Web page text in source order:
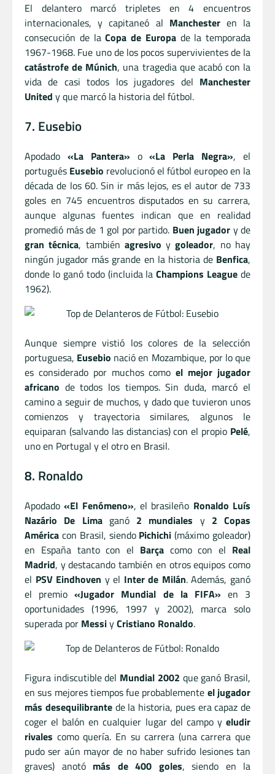
El delantero marcó tripletes en 4 encuentros
internacionales, y capitaneó al Manchesteren la
consecución de laCopa de Europade la temporada
1967-1968. Fue uno de los pocos supervivientes de la
catástrofe de Múnich, una tragedia que acabó con la
vida de casi todos los jugadores del Manchester
United y que marcó la historia del fútbol.
7. Eusebio
Apodado «La Pantera» o«La Perla Negra», el
portugués Eusebio revolucionó el fútbol europeo en la
década de los 60. Sin ir más lejos, es el autor de 733
goles en 745 encuentros disputados en su carrera,
aunque algunas fuentes indican que en realidad
promedió más de 1 gol por partido. Buen jugador y de
gran técnica, también agresivo ygoleador, no hay
ningún jugador más grande en la historia de Benfica,
donde lo ganó todo (incluida laChampions League de
1962).
Aunque siempre vistió los colores de la selección
portuguesa, Eusebio nació en Mozambique, por lo que
es considerado por muchos comoel mejor jugador
africano de todos los tiempos. Sin duda, marcó el
camino a seguir de muchos, y dado que tuvieron unos
comienzos y trayectoria similares, algunos le
equiparan (salvando las distancias) con el propio Pelé,
uno en Portugal y el otro en Brasil.
8. Ronaldo
Apodado«El Fenómeno», el brasileño Ronaldo Luís
Nazário De Limaganó 2 mundiales y 2 Copas
América con Brasil, siendo Pichichi (máximo goleador)
en España tanto con el Barçacomo con el Real
Madrid, y destacando también en otros equipos como
el PSV Eindhoven y el Inter de Milán. Además, ganó
el premio«Jugador Mundial de la FIFA» en 3
oportunidades (1996, 1997 y 2002), marca solo
superada por MessiyCristiano Ronaldo.
Figura indiscutible del Mundial 2002 que ganó Brasil,
en sus mejores tiempos fue probablemente el jugador
más desequilibrantede la historia, pues era capaz de
coger el balón en cualquier lugar del campo y eludir
rivales como quería. En su carrera (una carrera que
pudo ser aún mayor de no haber sufrido lesiones tan
graves) anotó más de 400 goles, siendo en la